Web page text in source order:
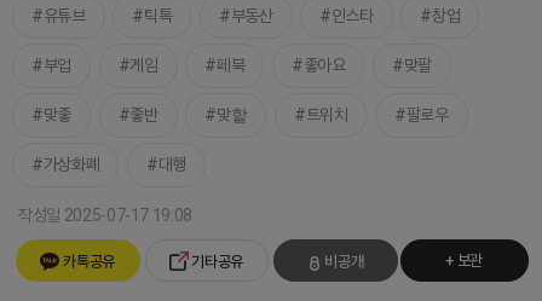
유튜브 틱톡 부동산 인스타 창업
부업 게임 페북 좋아요 맞팔
맞좋 좋반 맞핱 트위치 팔로우
가상화폐 대행
작성일 2025-07-17 19:08
카톡공유 기타공유 비공개 + 보관